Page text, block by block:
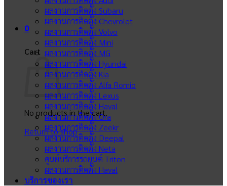
0
Cart
No products in the cart.
Return to shop
ผลงานการติดตั้ง Subaru
ผลงานการติดตั้ง Chevrolet
ผลงานการติดตั้ง Volvo
ผลงานการติดตั้ง Mini
ผลงานการติดตั้ง MG
ผลงานการติดตั้ง Hyundai
ผลงานการติดตั้ง Kia
ผลงานการติดตั้ง Alfa Romio
ผลงานการติดตั้ง Lexus
ผลงานการติดตั้ง Haval
ผลงานการติดตั้ง Ora
ผลงานการติดตั้ง Zeekr
ผลงานการติดตั้ง Deepal
ผลงานการติดตั้ง Neta
ศูนย์บริการรถยนต์ Triton
ผลงานการติดตั้ง Haval
บริการของเรา